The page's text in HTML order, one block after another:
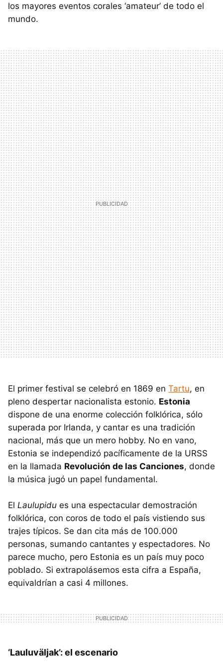
los mayores eventos corales ‘amateur’ de todo el
mundo.
El primer festival se celebró en 1869 en Tartu, en
pleno despertar nacionalista estonio. Estonia
dispone de una enorme colección folklórica, sólo
superada por Irlanda, y cantar es una tradición
nacional, más que un mero hobby. No en vano,
Estonia se independizó pacíficamente de la URSS
en la llamada Revolución de las Canciones, donde
la música jugó un papel fundamental.
El Laulupidu es una espectacular demostración
folklórica, con coros de todo el país vistiendo sus
trajes típicos. Se dan cita más de 100.000
personas, sumando cantantes y espectadores. No
parece mucho, pero Estonia es un país muy poco
poblado. Si extrapolásemos esta cifra a España,
equivaldrían a casi 4 millones.
‘Lauluväljak’: el escenario